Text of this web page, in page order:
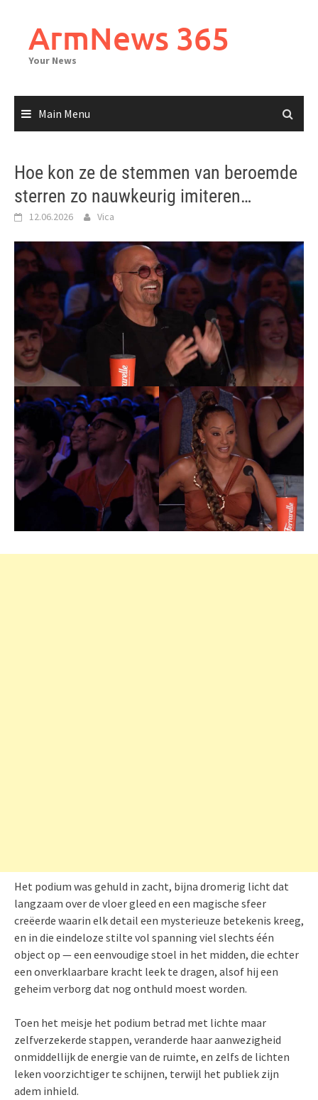
contentArmNews 365
Your News
Main Menu
Hoe kon ze de stemmen van beroemde
sterren zo nauwkeurig imiteren…
12.06.2026 Vica
Het podium was gehuld in zacht, bijna dromerig licht dat
langzaam over de vloer gleed en een magische sfeer
creëerde waarin elk detail een mysterieuze betekenis kreeg,
en in die eindeloze stilte vol spanning viel slechts één
object op — een eenvoudige stoel in het midden, die echter
een onverklaarbare kracht leek te dragen, alsof hij een
geheim verborg dat nog onthuld moest worden.
Toen het meisje het podium betrad met lichte maar
zelfverzekerde stappen, veranderde haar aanwezigheid
onmiddellijk de energie van de ruimte, en zelfs de lichten
leken voorzichtiger te schijnen, terwijl het publiek zijn
adem inhield.